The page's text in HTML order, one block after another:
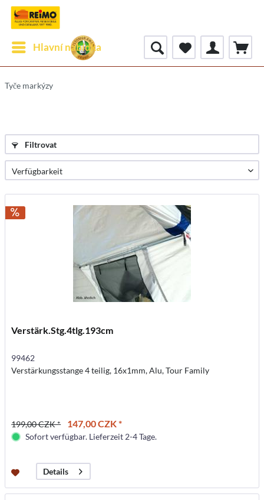
Hlavní nabídka
Tyče markýzy
Filtrovat
Verstärk.Stg.4tlg.193cm
99462
Verstärkungsstange 4 teilig, 16x1mm, Alu, Tour Family
199,00 CZK * 147,00 CZK *
Sofort verfügbar. Lieferzeit 2-4 Tage.
Details